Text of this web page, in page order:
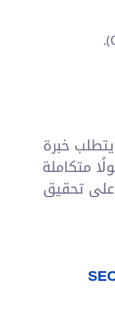
خبرة
متكاملة
تحقيق